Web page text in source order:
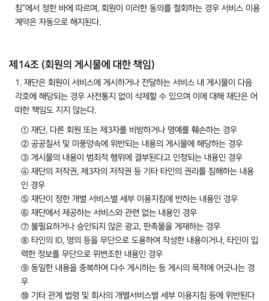
침”에서 정한 바에 따르며, 회원이 이러한 동의를 철회하는 경우 서비스 이용
계약은 자동으로 해지된다.
제14조 (회원의 게시물에 대한 책임)
1. 재단은 회원이 서비스에 게시하거나 전달하는 서비스 내 게시물이 다음
각호에 해당되는 경우 사전통지 없이 삭제할 수 있으며 이에 대해 재단은 어
떠한 책임도 지지 않는다.
① 재단, 다른 회원 또는 제3자를 비방하거나 명예를 훼손하는 경우
② 공공질서 및 미풍양속에 위반되는 내용의 게시물에 해당하는 경우
③ 게시물의 내용이 범죄적 행위에 결부된다고 인정되는 내용인 경우
④ 재단의 저작권, 제3자의 저작권 등 기타 타인의 권리를 침해하는 내용
인 경우
⑤ 재단이 정한 개별 서비스별 세부 이용지침에 반하는 내용인 경우
⑥ 재단에서 제공하는 서비스와 관련 없는 내용인 경우
⑦ 불필요하거나 승인되지 않은 광고, 판촉물을 게재하는 경우
⑧ 타인의 ID, 명의 등을 무단으로 도용하여 작성한 내용이거나, 타인이 입
력한 정보를 무단으로 위변조한 내용인 경우
⑨ 동일한 내용을 중복하여 다수 게시하는 등 게시의 목적에 어긋나는 경
우
⑩ 기타 관계 법령 및 회사의 개별서비스별 세부 이용지침 등에 위반된다